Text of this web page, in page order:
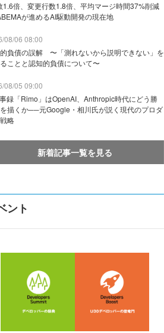
1.6倍、変更行数1.8倍、平均マージ時間37%削減
が進めるAI駆動開発の現在地
08/06 08:00
負債の誤解 〜「測れないから説明できない」を
ことと認知的負債について〜
08/05 09:00
録「Rimo」はOpenAI、Anthropic時代にどう勝
描くか──元Google・相川氏が説く現代のプロダ
略
新着記事一覧を見る
ント